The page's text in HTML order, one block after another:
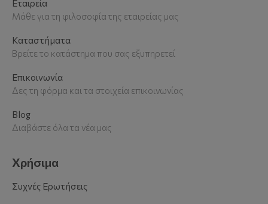
Εταιρεία
Μάθε για τη φιλοσοφία της εταιρείας μας
Καταστήματα
Βρείτε το κατάστημα που σας εξυπηρετεί
Επικοινωνία
Δες τη φόρμα και τα στοιχεία επικοινωνίας
Blog
Διαβάστε όλα τα νέα μας
Χρήσιμα
Συχνές Ερωτήσεις